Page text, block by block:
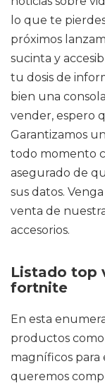
lo que te
próximos
sucinta y
tu dosis de
bien una
vender, espero
Garantizamos
todo momento
asegurado de
sus datos.
venta de
accesorios.
Listado top
fortnite
En esta
productos como
magníficos para
queremos